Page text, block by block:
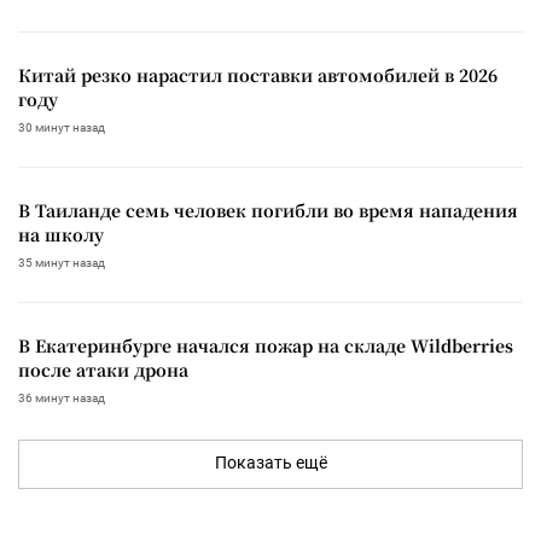
Китай резко нарастил поставки автомобилей в 2026
году
30 минут назад
В Таиланде семь человек погибли во время нападения
на школу
35 минут назад
В Екатеринбурге начался пожар на складе Wildberries
после атаки дрона
36 минут назад
Показать ещё